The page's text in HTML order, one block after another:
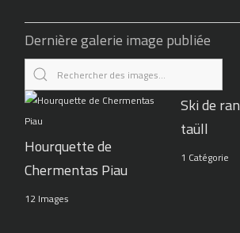
Dernière galerie image publiée
Hourquette de
Chermentas Piau
12 Images
Ski de
taüll
1 Catégorie